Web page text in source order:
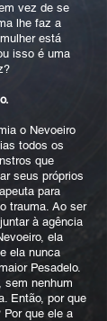
vez de se
lhe faz a
está
isso é uma
o Nevoeiro
todos os
que
seus próprios
para
trauma. Ao ser
à agência
ela
ela nunca
Pesadelo.
sem nenhum
Então, por que
que ele a